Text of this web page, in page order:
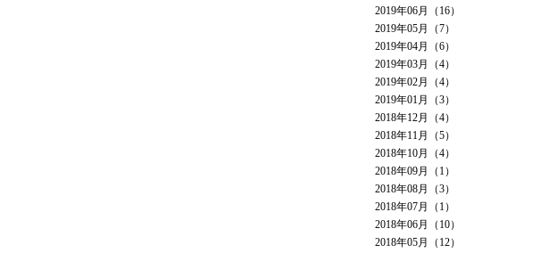
2019年06月（16）
2019年05月（7）
2019年04月（6）
2019年03月（4）
2019年02月（4）
2019年01月（3）
2018年12月（4）
2018年11月（5）
2018年10月（4）
2018年09月（1）
2018年08月（3）
2018年07月（1）
2018年06月（10）
2018年05月（12）